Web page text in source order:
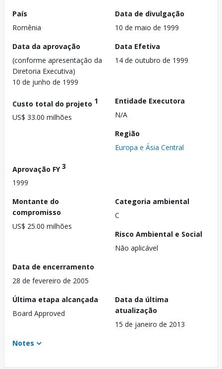
País
Romênia
Data de divulgação
10 de maio de 1999
Data da aprovação
(conforme apresentação da
Diretoria Executiva)
10 de junho de 1999
Data Efetiva
14 de outubro de 1999
Custo total do projeto 1
US$ 33.00 milhões
Entidade Executora
N/A
Região
Europa e Ásia Central
Aprovação FY3
1999
Montante do
compromisso
US$ 25.00 milhões
Categoria ambiental
C
Risco Ambiental e Social
Não aplicável
Data de encerramento
28 de fevereiro de 2005
Última etapa alcançada
Board Approved
Data da última
atualização
15 de janeiro de 2013
Notes